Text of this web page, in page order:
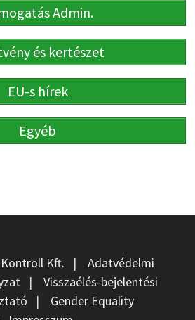
Admin.
és kertészet
EU-s hírek
Egyéb
Kft. | Adatvédelmi
| Visszaélés-bejelentési
| Gender Equality